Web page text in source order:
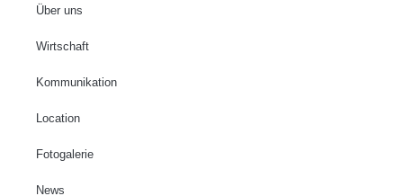
Über uns
Wirtschaft
Kommunikation
Location
Fotogalerie
News